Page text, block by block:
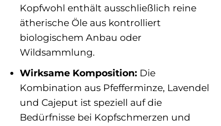
Kopfwohl enthält ausschließlich reine
ätherische Öle aus kontrolliert
biologischem Anbau oder
Wildsammlung.
Wirksame Komposition:Die
Kombination aus Pfefferminze, Lavendel
und Cajeput ist speziell auf die
Bedürfnisse bei Kopfschmerzen und